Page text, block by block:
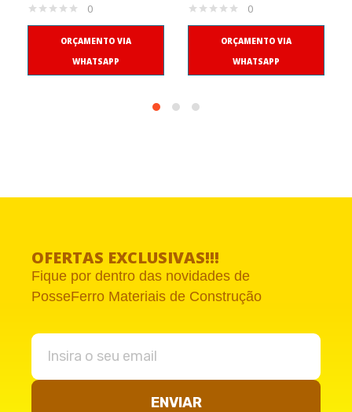
0
ORÇAMENTO VIA
WHATSAPP
0
ORÇAMENTO VIA
WHATSAPP
OFERTAS EXCLUSIVAS!!!
Fique por dentro das novidades de
PosseFerro Materiais de Construção
ENVIAR